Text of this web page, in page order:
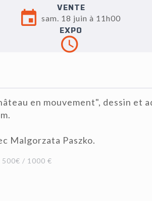
VENTE
sam. 18 juin à 11h00
EXPO
en mouvement", dessin et
Malgorzata Paszko.
500€ / 1000 €